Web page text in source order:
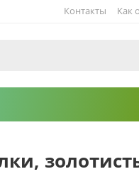
Как
Контакты